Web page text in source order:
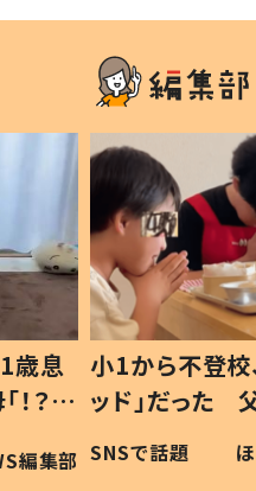
歳息
？」
編集部
小1から不登校
ッド」だった
作り続ける理
#令和の子
SNSで話題